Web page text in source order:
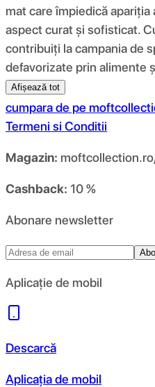
mat care împiedică
aspect curat și sofisticat.
contribuiți la campania de
defavorizate prin alimente
Afișează tot
cumpara de pe
Termeni si Conditii
Magazin:
Cashback: 10 %
Abonare newsletter
Aplicație de mobil
Descarcă
Aplicația de mobil